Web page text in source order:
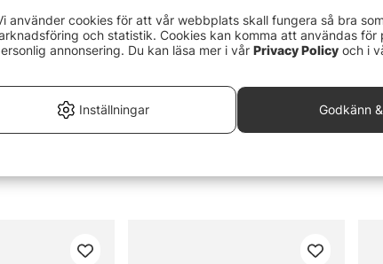
använder cookies för att vår webbplats skall fungera så bra
och statistik. Cookies kan komma att användas för
annonsering. Du kan läsa mer i vår Privacy Policy och i
Inställningar Godkänn